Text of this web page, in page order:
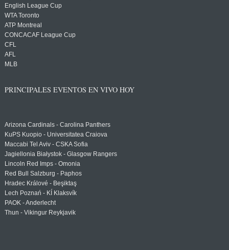
English League Cup
WTA Toronto
ATP Montreal
CONCACAF League Cup
CFL
AFL
MLB
PRINCIPALES EVENTOS EN VIVO HOY
Arizona Cardinals - Carolina Panthers
KuPS Kuopio - Universitatea Craiova
Maccabi Tel Aviv - CSKA Sofia
Jagiellonia Białystok - Glasgow Rangers
Lincoln Red Imps - Omonia
Red Bull Salzburg - Paphos
Hradec Králové - Beşiktaş
Lech Poznań - KÍ Klaksvík
PAOK - Anderlecht
Thun - Vikingur Reykjavik